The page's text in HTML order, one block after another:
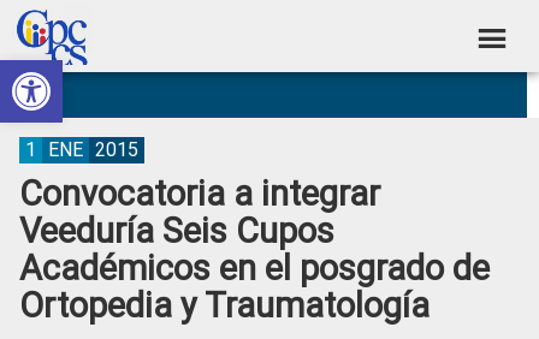
Abrir barra de herramientas
Skip
to
primary
navigation
Skip
to
main
content
Skip
to
primary
sidebar
Skip
to
footer
Consejo
de
Participación
Ciudadana
Control
Social
Construyendo
Poder
Ciudadano
Convocatoria a integrar
Veeduría Seis Cupos
Académicos en el posgrado de
Ortopedia y Traumatología
1 ENE 2015